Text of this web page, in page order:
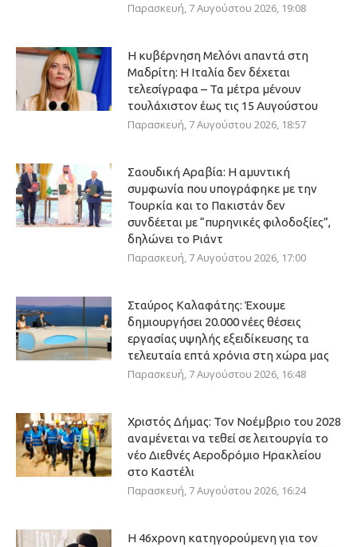
Παρασκευή, 7 Αυγούστου 2026, 19:08
Η κυβέρνηση Μελόνι απαντά στη
Μαδρίτη: Η Ιταλία δεν δέχεται
τελεσίγραφα – Τα μέτρα μένουν
τουλάχιστον έως τις 15 Αυγούστου
Παρασκευή, 7 Αυγούστου 2026, 18:57
Σαουδική Αραβία: Η αμυντική
συμφωνία που υπογράφηκε με την
Τουρκία και το Πακιστάν δεν
συνδέεται με “πυρηνικές φιλοδοξίες”,
δηλώνει το Ριάντ
Παρασκευή, 7 Αυγούστου 2026, 17:00
Σταύρος Καλαφάτης: Έχουμε
δημιουργήσει 20.000 νέες θέσεις
εργασίας υψηλής εξειδίκευσης τα
τελευταία επτά χρόνια στη χώρα μας
Παρασκευή, 7 Αυγούστου 2026, 16:48
Χριστός Δήμας: Τον Νοέμβριο του 2028
αναμένεται να τεθεί σε λειτουργία το
νέο Διεθνές Αεροδρόμιο Ηρακλείου
στο Καστέλι
Παρασκευή, 7 Αυγούστου 2026, 16:24
Η 46χρονη κατηγορούμενη για τον